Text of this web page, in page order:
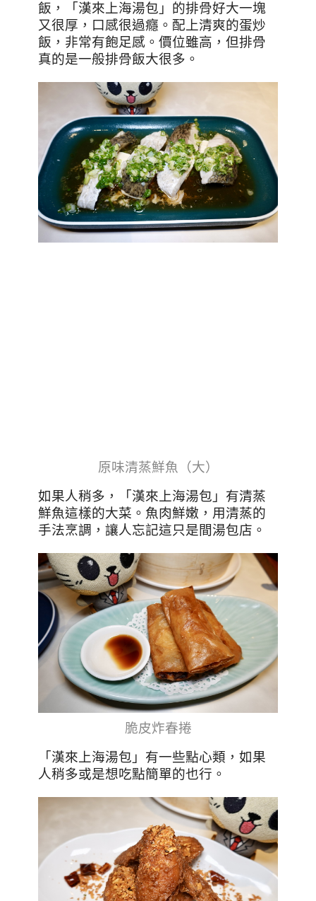
飯，「漢來上海湯包」的排骨好大一塊
又很厚，口感很過癮。配上清爽的蛋炒
飯，非常有飽足感。價位雖高，但排骨
真的是一般排骨飯大很多。
原味清蒸鮮魚（大）
如果人稍多，「漢來上海湯包」有清蒸
鮮魚這樣的大菜。魚肉鮮嫩，用清蒸的
手法烹調，讓人忘記這只是間湯包店。
脆皮炸春捲
「漢來上海湯包」有一些點心類，如果
人稍多或是想吃點簡單的也行。